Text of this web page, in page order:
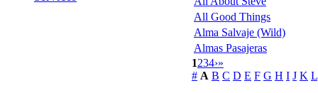
All Good Things
Alma Salvaje (Wild)
Almas Pasajeras
1234›»
# A B C D E F G H I J K L